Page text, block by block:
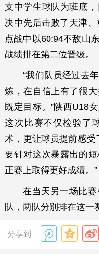
支中学生球队为班底
决中先后击败了天津
点战中以60:94不敌山
战绩排在第二位晋级。
“我们队员经过去
炼，在自信上有了很
既定目标。”陕西U18
这次比赛不仅检验了
术，更让球员提前感受
要针对这次暴露出的
正赛上取得更好成绩。”
在当天另一场比
队，两队分别排在这一
分享到